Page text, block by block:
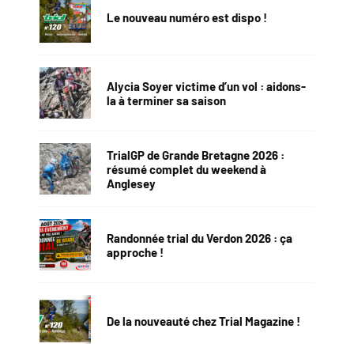
Le nouveau numéro est dispo !
Alycia Soyer victime d’un vol : aidons-
la à terminer sa saison
TrialGP de Grande Bretagne 2026 :
résumé complet du weekend à
Anglesey
Randonnée trial du Verdon 2026 : ça
approche !
De la nouveauté chez Trial Magazine !